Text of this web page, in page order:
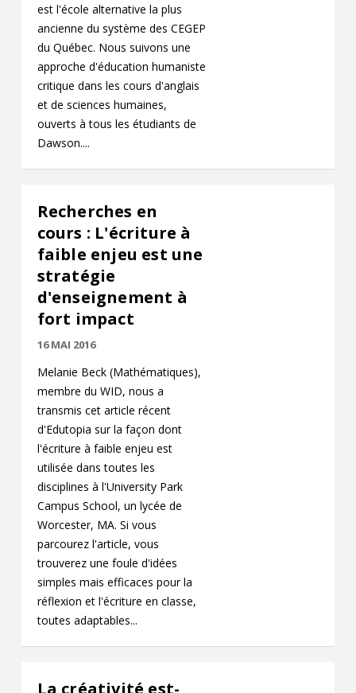
est l'école alternative la plus
ancienne du système des CEGEP
du Québec. Nous suivons une
approche d'éducation humaniste
critique dans les cours d'anglais
et de sciences humaines,
ouverts à tous les étudiants de
Dawson....
Recherches en
cours : L'écriture à
faible enjeu est une
stratégie
d'enseignement à
fort impact
16 MAI 2016
Melanie Beck (Mathématiques),
membre du WID, nous a
transmis cet article récent
d'Edutopia sur la façon dont
l'écriture à faible enjeu est
utilisée dans toutes les
disciplines à l'University Park
Campus School, un lycée de
Worcester, MA. Si vous
parcourez l'article, vous
trouverez une foule d'idées
simples mais efficaces pour la
réflexion et l'écriture en classe,
toutes adaptables...
La créativité est-